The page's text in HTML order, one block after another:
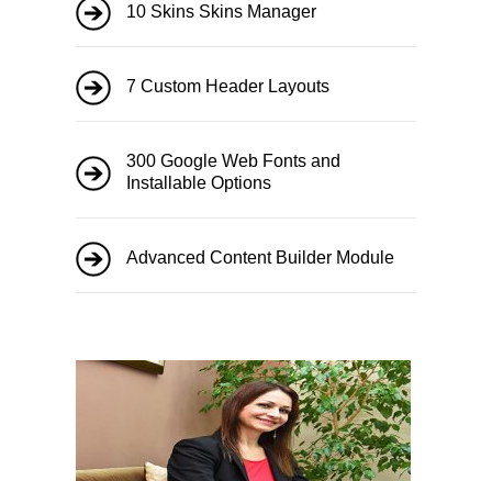
10 Skins Skins Manager
7 Custom Header Layouts
300 Google Web Fonts and
Installable Options
Advanced Content Builder Module